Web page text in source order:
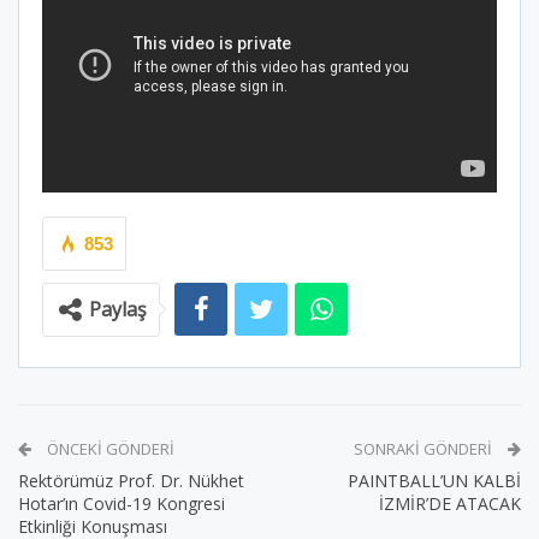
853
Paylaş
ÖNCEKI GÖNDERI
Rektörümüz Prof. Dr. Nükhet
Hotar’ın Covid-19 Kongresi
Etkinliği Konuşması
SONRAKI GÖNDERI
PAINTBALL’UN KALBİ
İZMİR’DE ATACAK